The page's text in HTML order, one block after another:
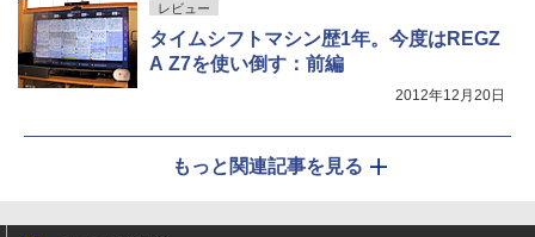
レビュー
タイムシフトマシン歴1年。今度はREGZ
A Z7を使い倒す：前編
2012年12月20日
もっと関連記事を見る